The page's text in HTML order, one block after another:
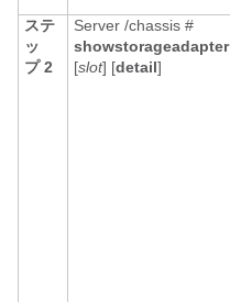
ステ
ッ
プ 2
Server /chassis #
showstorageadapter
[slot] [detail]